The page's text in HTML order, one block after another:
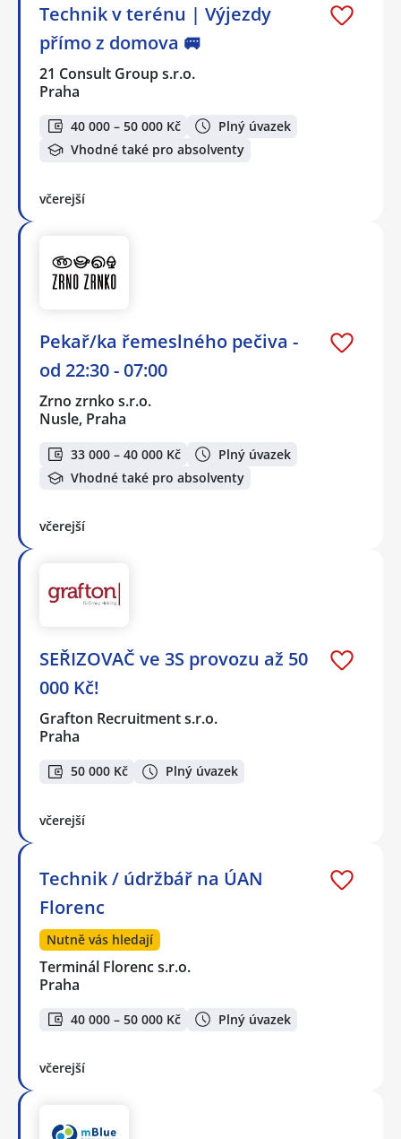
Technik v terénu | Výjezdy
přímo z domova 🚐
21 Consult Group s.r.o.
Praha
40 000 – 50 000 Kč
Plný úvazek
Vhodné také pro absolventy
včerejší
Pekař/ka řemeslného pečiva -
od 22:30 - 07:00
Zrno zrnko s.r.o.
Nusle, Praha
33 000 – 40 000 Kč
Plný úvazek
Vhodné také pro absolventy
včerejší
SEŘIZOVAČ ve 3S provozu až 50
000 Kč!
Grafton Recruitment s.r.o.
Praha
50 000 Kč Plný úvazek
včerejší
Technik / údržbář na ÚAN
Florenc
Nutně vás hledají
Terminál Florenc s.r.o.
Praha
40 000 – 50 000 Kč Plný úvazek
včerejší